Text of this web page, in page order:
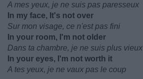
A mes yeux, je ne suis pas paresseux
In my face, It's not over
Sur mon visage, ce n'est pas fini
In your room, I'm not older
Dans ta chambre, je ne suis plus vieux
In your eyes, I'm not worth it
A tes yeux, je ne vaux pas le coup